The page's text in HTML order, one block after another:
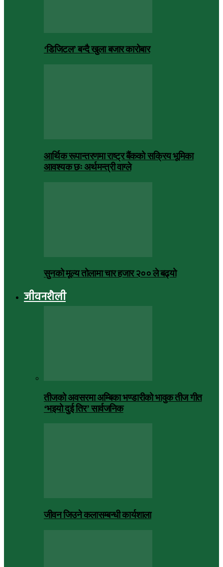
‘डिजिटल’ बन्दै खुला बजार कारोबार
आर्थिक रूपान्तरणमा राष्ट्र बैंकको सक्रिय भूमिका
आवश्यक छः अर्थमन्त्री वाग्ले
सुनको मूल्य तोलामा चार हजार २०० ले बढ्यो
जीवनशैली
तीजको अवसरमा अम्बिका भण्डारीको भावुक तीज गीत
‘भइयो दुई तिर’ सार्वजनिक
जीवन जिउने कलासम्बन्धी कार्यशाला